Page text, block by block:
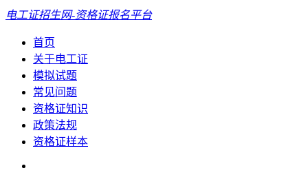
电工证招生网-资格证报名平台
首页
关于电工证
模拟试题
常见问题
资格证知识
政策法规
资格证样本